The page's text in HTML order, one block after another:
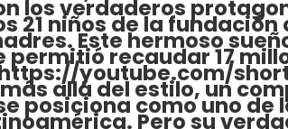
los verdaderos
21 niños de la
Este hermoso
recaudar 17
youtube.com/
allá del estilo, un
posiciona como uno
Pero su